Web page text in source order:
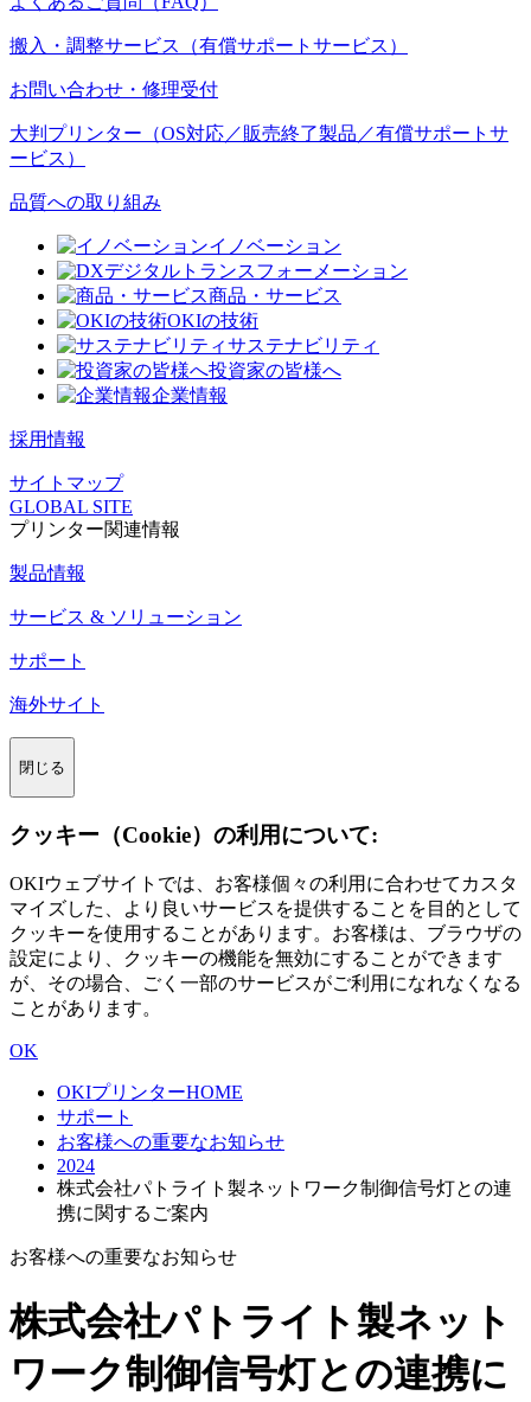
搬入・調整サービス（有償サポートサービス）
お問い合わせ・修理受付
大判プリンター（OS対応／販売終了製品／有償サポートサ
ービス）
品質への取り組み
イノベーション
デジタルトランスフォーメーション
商品・サービス
OKIの技術
サステナビリティ
投資家の皆様へ
企業情報
採用情報
サイトマップ
GLOBAL SITE
プリンター関連情報
製品情報
サービス & ソリューション
サポート
海外サイト
閉じる
クッキー（Cookie）の利用について:
OKIウェブサイトでは、お客様個々の利用に合わせてカスタ
マイズした、より良いサービスを提供することを目的として
クッキーを使用することがあります。お客様は、ブラウザの
設定により、クッキーの機能を無効にすることができます
が、その場合、ごく一部のサービスがご利用になれなくなる
ことがあります。
OK
OKIプリンターHOME
サポート
お客様への重要なお知らせ
2024
株式会社パトライト製ネットワーク制御信号灯との連
携に関するご案内
お客様への重要なお知らせ
株式会社パトライト製ネット
ワーク制御信号灯との連携に